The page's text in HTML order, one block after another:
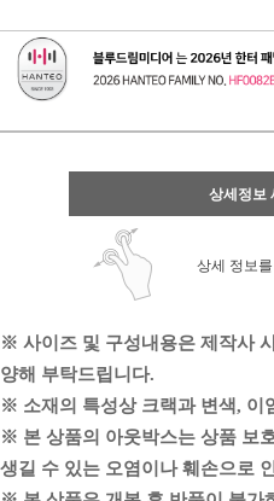
상세정보
상세 정보
※ 사이즈 및 구성내용은 제작사
양해 부탁드립니다.
※ 소재의 특성상 크랙과 변색, 이
※ 본 상품의 아웃박스는 상품 보
생길 수 있는 오염이나 훼손으로